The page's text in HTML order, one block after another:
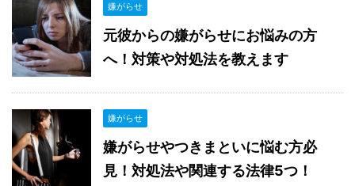
嫌がらせ
元彼からの嫌がらせにお悩みの方
へ！対策や対処法を教えます
嫌がらせ
嫌がらせやつきまといに悩む方必
見！対処法や関連する法律5つ！